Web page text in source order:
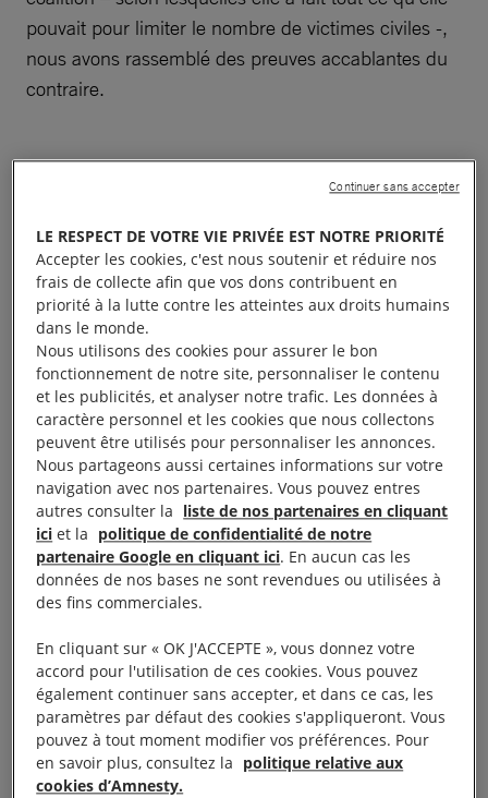
pouvait pour limiter le nombre de victimes civiles -,
nous avons rassemblé des preuves accablantes du
contraire.
Le visionnage de cette vidéo entraîne un
dépôt de cookies de la part de YouTube. Si
vous souhaitez lire la vidéo, vous devez
consentir aux cookies pour une publicité
ciblée en cliquant sur le bouton ci-dessous.
Accepter les cookies
Vidéo :Ce qu'on ne vous a pas dit sur la libération de
Raqqa
Nous avons recueilli plus d’une centaine de
témoignagesde personnes qui ont survécu au
LE RESPECT DE VOTRE VIE PRIVÉE EST NOTRE PRIORITÉ
Accepter les cookies, c'est nous soutenir et réduire nos
frais de collecte afin que vos dons contribuent en
priorité à la lutte contre les atteintes aux droits humains
dans le monde.
Nous utilisons des cookies pour assurer le bon
fonctionnement de notre site, personnaliser le contenu
et les publicités, et analyser notre trafic. Les données à
caractère personnel et les cookies que nous collectons
peuvent être utilisés pour personnaliser les annonces.
Nous partageons aussi certaines informations sur votre
navigation avec nos partenaires. Vous pouvez entres
autres consulter la liste de nos partenaires en cliquant
ici et la politique de confidentialité de notre
partenaire Google en cliquant ici. En aucun cas les
données de nos bases ne sont revendues ou utilisées à
des fins commerciales.
En cliquant sur « OK J'ACCEPTE », vous donnez votre
accord pour l'utilisation de ces cookies. Vous pouvez
également continuer sans accepter, et dans ce cas, les
paramètres par défaut des cookies s'appliqueront. Vous
pouvez à tout moment modifier vos préférences. Pour
en savoir plus, consultez la politique relative aux
cookies d’Amnesty.
Continuer sans accepter